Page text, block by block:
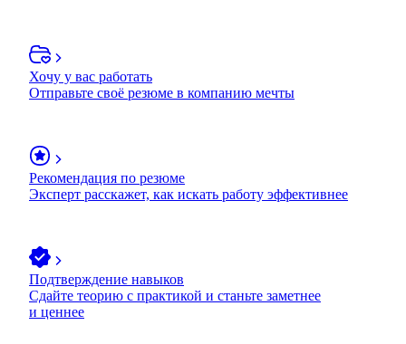
Хочу у вас работать
Отправьте своё резюме в компанию мечты
Рекомендация по резюме
Эксперт расскажет, как искать работу эффективнее
Подтверждение навыков
Сдайте теорию с практикой и станьте заметнее
и ценнее